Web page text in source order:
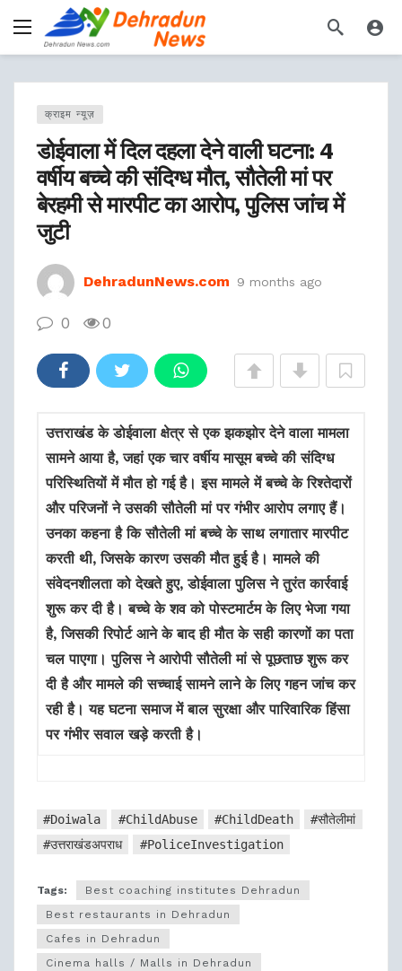
क्राइम न्यूज़
डोईवाला में दिल दहला देने वाली घटना: 4
वर्षीय बच्चे की संदिग्ध मौत, सौतेली मां पर
बेरहमी से मारपीट का आरोप, पुलिस जांच में
जुटी
DehradunNews.com 9 months ago
0 0
उत्तराखंड के डोईवाला क्षेत्र से एक झकझोर देने वाला मामला
सामने आया है, जहां एक चार वर्षीय मासूम बच्चे की संदिग्ध
परिस्थितियों में मौत हो गई है। इस मामले में बच्चे के रिश्तेदारों
और परिजनों ने उसकी सौतेली मां पर गंभीर आरोप लगाए हैं।
उनका कहना है कि सौतेली मां बच्चे के साथ लगातार मारपीट
करती थी, जिसके कारण उसकी मौत हुई है। मामले की
संवेदनशीलता को देखते हुए, डोईवाला पुलिस ने तुरंत कार्रवाई
शुरू कर दी है। बच्चे के शव को पोस्टमार्टम के लिए भेजा गया
है, जिसकी रिपोर्ट आने के बाद ही मौत के सही कारणों का पता
चल पाएगा। पुलिस ने आरोपी सौतेली मां से पूछताछ शुरू कर
दी है और मामले की सच्चाई सामने लाने के लिए गहन जांच कर
रही है। यह घटना समाज में बाल सुरक्षा और पारिवारिक हिंसा
पर गंभीर सवाल खड़े करती है।
#Doiwala #ChildAbuse #ChildDeath
#सौतेलीमां
#उत्तराखंडअपराध
#PoliceInvestigation
Tags:
Best coaching institutes Dehradun
Best restaurants in Dehradun
Cafes in Dehradun
Cinema halls / Malls in Dehradun